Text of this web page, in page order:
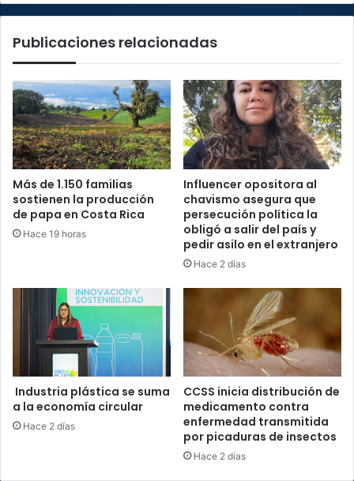
la
Publicaciones relacionadas
Más de 1.150 familias
sostienen la producción
de papa en Costa Rica
Hace 19 horas
Influencer opositora al
chavismo asegura que
persecución política la
obligó a salir del país y
pedir asilo en el extranjero
Hace 2 días
Industria plástica se suma
a la economía circular
Hace 2 días
CCSS inicia distribución de
medicamento contra
enfermedad transmitida
por picaduras de insectos
Hace 2 días